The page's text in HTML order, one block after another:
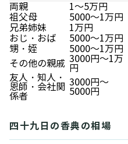
両親 1～5万円
祖父母
5000～1万円
兄弟姉妹
1万円
おじ・おば
5000～1万円
甥・姪
5000～1万円
その他の親戚 3000円～1万
円
友人・知人・
恩師・会社関
係者
3000円～
5000円
四十九日の香典の相場